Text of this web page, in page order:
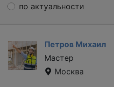
по актуальности
Петров Михаил
Мастер
Москва